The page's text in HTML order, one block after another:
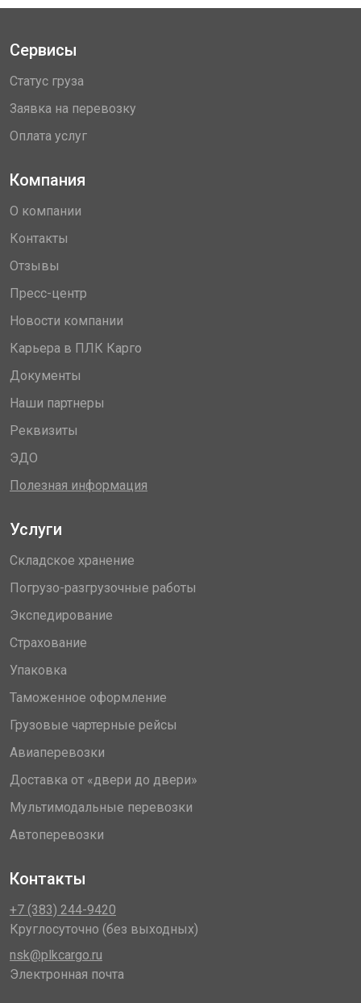
Сервисы
Статус груза
Заявка на перевозку
Оплата услуг
Компания
О компании
Контакты
Отзывы
Пресс-центр
Новости компании
Карьера в ПЛК Карго
Документы
Наши партнеры
Реквизиты
ЭДО
Полезная информация
Услуги
Складское хранение
Погрузо-разгрузочные работы
Экспедирование
Страхование
Упаковка
Таможенное оформление
Грузовые чартерные рейсы
Авиаперевозки
Доставка от «двери до двери»
Мультимодальные перевозки
Автоперевозки
Контакты
+7 (383) 244-9420
Круглосуточно (без выходных)
nsk@plkcargo.ru
Электронная почта